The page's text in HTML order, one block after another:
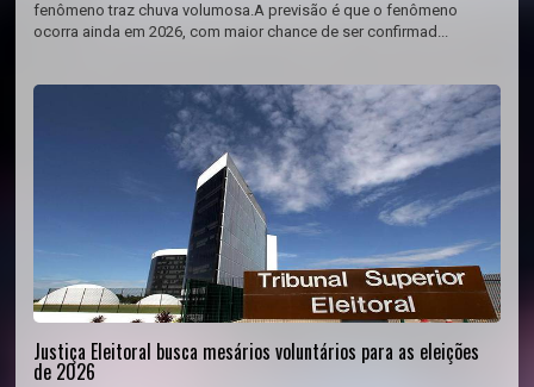
fenômeno traz chuva volumosa.A previsão é que o fenômeno
ocorra ainda em 2026, com maior chance de ser confirmad...
Justiça Eleitoral busca mesários voluntários para as eleições
de 2026